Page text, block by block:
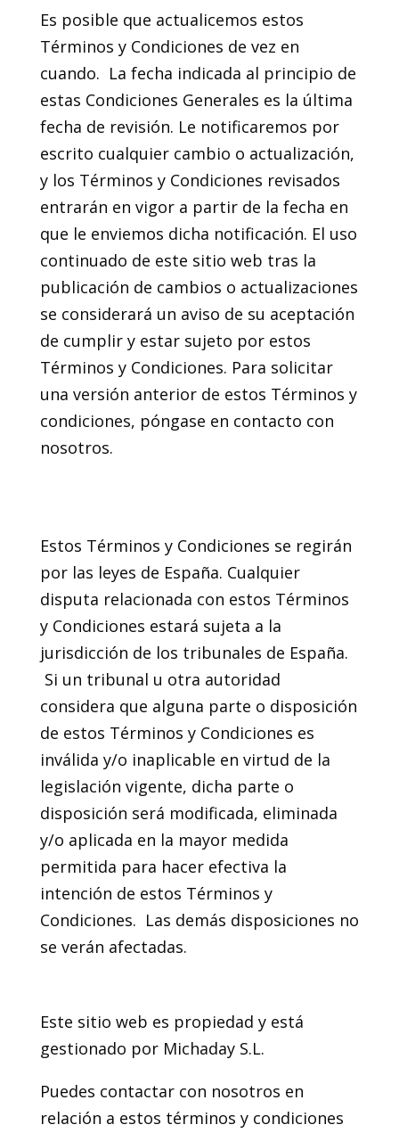
Es posible que actualicemos estos
Términos y Condiciones de vez en
cuando. La fecha indicada al principio de
estas Condiciones Generales es la última
fecha de revisión. Le notificaremos por
escrito cualquier cambio o actualización,
y los Términos y Condiciones revisados
entrarán en vigor a partir de la fecha en
que le enviemos dicha notificación. El uso
continuado de este sitio web tras la
publicación de cambios o actualizaciones
se considerará un aviso de su aceptación
de cumplir y estar sujeto por estos
Términos y Condiciones. Para solicitar
una versión anterior de estos Términos y
condiciones, póngase en contacto con
nosotros.
Estos Términos y Condiciones se regirán
por las leyes de España. Cualquier
disputa relacionada con estos Términos
y Condiciones estará sujeta a la
jurisdicción de los tribunales de España.
Si un tribunal u otra autoridad
considera que alguna parte o disposición
de estos Términos y Condiciones es
inválida y/o inaplicable en virtud de la
legislación vigente, dicha parte o
disposición será modificada, eliminada
y/o aplicada en la mayor medida
permitida para hacer efectiva la
intención de estos Términos y
Condiciones. Las demás disposiciones no
se verán afectadas.
Este sitio web es propiedad y está
gestionado por Michaday S.L.
Puedes contactar con nosotros en
relación a estos términos y condiciones